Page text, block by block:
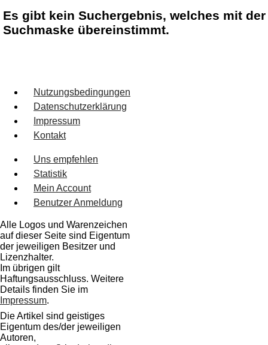
Es gibt kein Suchergebnis, welches mit der
Suchmaske übereinstimmt.
Nutzungsbedingungen
Datenschutzerklärung
Impressum
Kontakt
Uns empfehlen
Statistik
Mein Account
Benutzer Anmeldung
Alle Logos und Warenzeichen
auf dieser Seite sind Eigentum
der jeweiligen Besitzer und
Lizenzhalter.
Im übrigen gilt
Haftungsausschluss. Weitere
Details finden Sie im
Impressum.
Die Artikel sind geistiges
Eigentum des/der jeweiligen
Autoren,